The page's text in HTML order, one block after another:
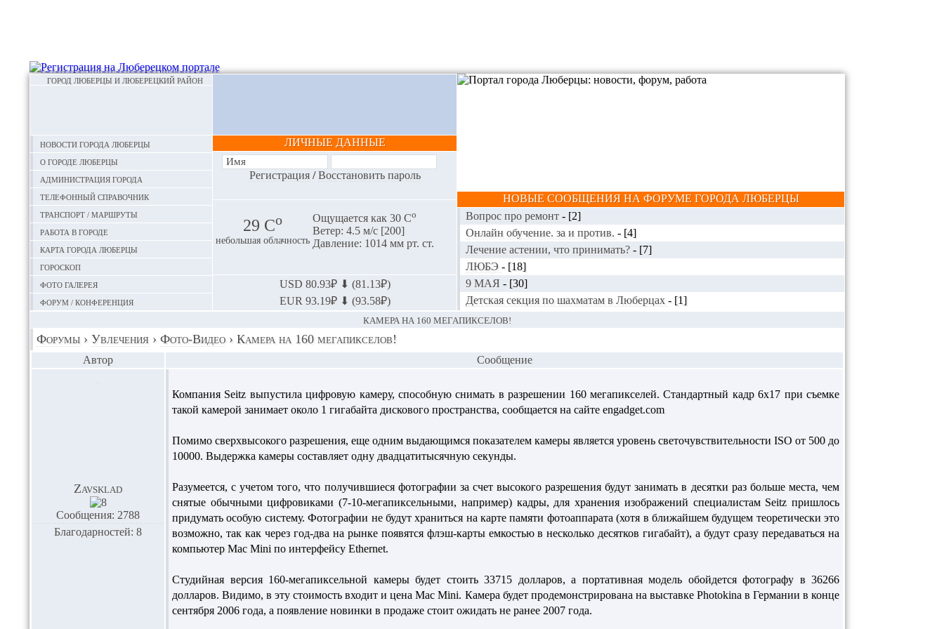
ГОРОД ЛЮБЕРЦЫ И ЛЮБЕРЕЦКИЙ РАЙОН
Новости города Люберцы
О городе Люберцы
Администрация города
Телефонный справочник
Транспорт / маршруты
Работа в городе
Карта города Люберцы
Гороскоп
Фото галерея
Форум / конференция
ЛИЧНЫЕ ДАННЫЕ
Регистрация/Восстановить пароль
29 Сo
небольшая облачность
Ощущается как 30 Сo
Ветер: 4.5 м/с [200]
Давление: 1014 мм рт. ст.
USD 80.93₽ ⬇ (81.13₽)
EUR 93.19₽ ⬇ (93.58₽)
НОВЫЕ СООБЩЕНИЯ НА ФОРУМЕ ГОРОДА ЛЮБЕРЦЫ
Вопрос про ремонт - [2]
Онлайн обучение. за и против. - [4]
Лечение астении, что принимать? - [7]
ЛЮБЭ - [18]
9 МАЯ - [30]
Детская секция по шахматам в Люберцах - [1]
КАМЕРА НА 160 МЕГАПИКСЕЛОВ!
Форумы › Увлечения › Фото-Видео › Камера на 160 мегапикселов!
Автор Сообщение
Zavsklad
Сообщения: 2788
Благодарностей: 8
Компания Seitz выпустила цифровую камеру, способную снимать в разрешении 160 мегапикселей. Стандартный кадр 6х17 при съемке
такой камерой занимает около 1 гигабайта дискового пространства, сообщается на сайте engadget.com
Помимо сверхвысокого разрешения, еще одним выдающимся показателем камеры является уровень светочувствительности ISO от 500 до
10000. Выдержка камеры составляет одну двадцатитысячную секунды.
Разумеется, с учетом того, что получившиеся фотографии за счет высокого разрешения будут занимать в десятки раз больше места, чем
снятые обычными цифровиками (7-10-мегапиксельными, например) кадры, для хранения изображений специалистам Seitz пришлось
придумать особую систему. Фотографии не будут храниться на карте памяти фотоаппарата (хотя в ближайшем будущем теоретически это
возможно, так как через год-два на рынке появятся флэш-карты емкостью в несколько десятков гигабайт), а будут сразу передаваться на
компьютер Mac Mini по интерфейсу Ethernet.
Студийная версия 160-мегапиксельной камеры будет стоить 33715 долларов, а портативная модель обойдется фотографу в 36266
долларов. Видимо, в эту стоимость входит и цена Mac Mini. Камера будет продемонстрирована на выставке Photokina в Германии в конце
сентября 2006 года, а появление новинки в продаже стоит ожидать не ранее 2007 года.